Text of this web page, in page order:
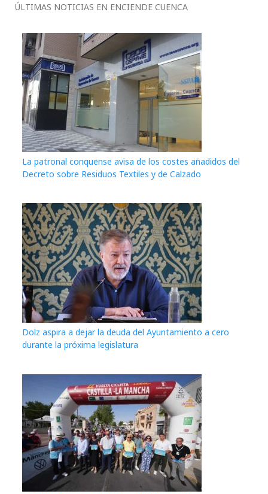
ÚLTIMAS NOTICIAS EN ENCIENDE CUENCA
La patronal conquense avisa de los costes añadidos del
Decreto sobre Residuos Textiles y de Calzado
Dolz aspira a dejar la deuda del Ayuntamiento a cero
durante la próxima legislatura